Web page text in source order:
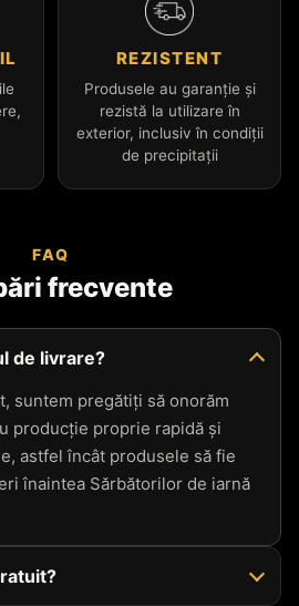
REZISTENT
Produsele au garanție și
rezistă la utilizare în
exterior, inclusiv în condiții
de precipitații
FAQ
frecvente
de livrare?
suntem pregătiți să onorăm
producție proprie rapidă și
astfel încât produsele să fie
înaintea Sărbătorilor de iarnă